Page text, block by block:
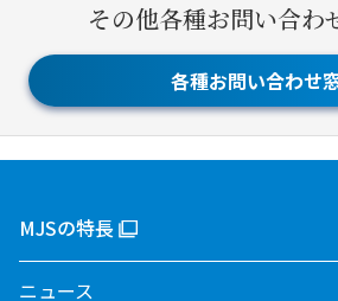
その他各種お問い合わ
各種お問い合わせ
MJSの特長
ニュース